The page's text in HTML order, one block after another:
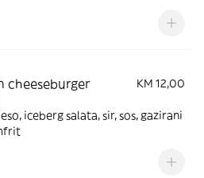
cheeseburger
KM 12,00
iceberg salata, sir, sos, gazirani